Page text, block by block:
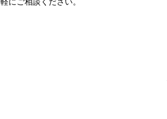
軽にご相談ください。